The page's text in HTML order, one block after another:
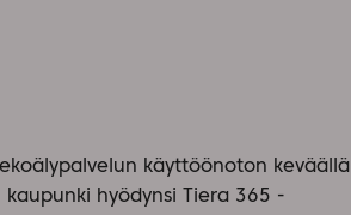
käyttöönoton keväällä
hyödynsi Tiera 365 -